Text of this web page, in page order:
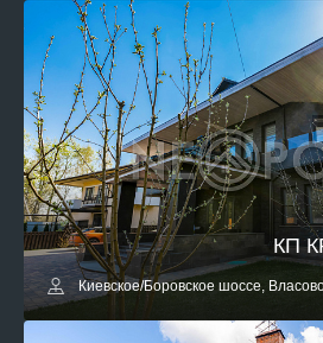
КП
Киевское/Боровское шоссе,